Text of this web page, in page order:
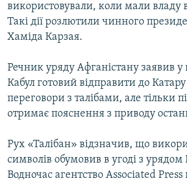
використовували, коли мали владу
Такі дії розлютили чинного
Хаміда Карзая.
Речник уряду Афганістану заявив
Кабул готовий відправити до
переговори з талібами, але тільки
отримає пояснення з приводу
Рух «Талібан» відзначив, що
символів обумовив в угоді з урядом
Водночас агентство Associated